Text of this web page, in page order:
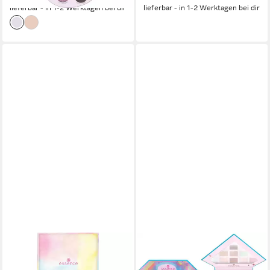
lieferbar - in 1-2 Werktagen bei dir lieferbar - in 1-2 Werktagen bei dir
Lidschatten-Palette WHAT
Lidschatten-Palette Superman